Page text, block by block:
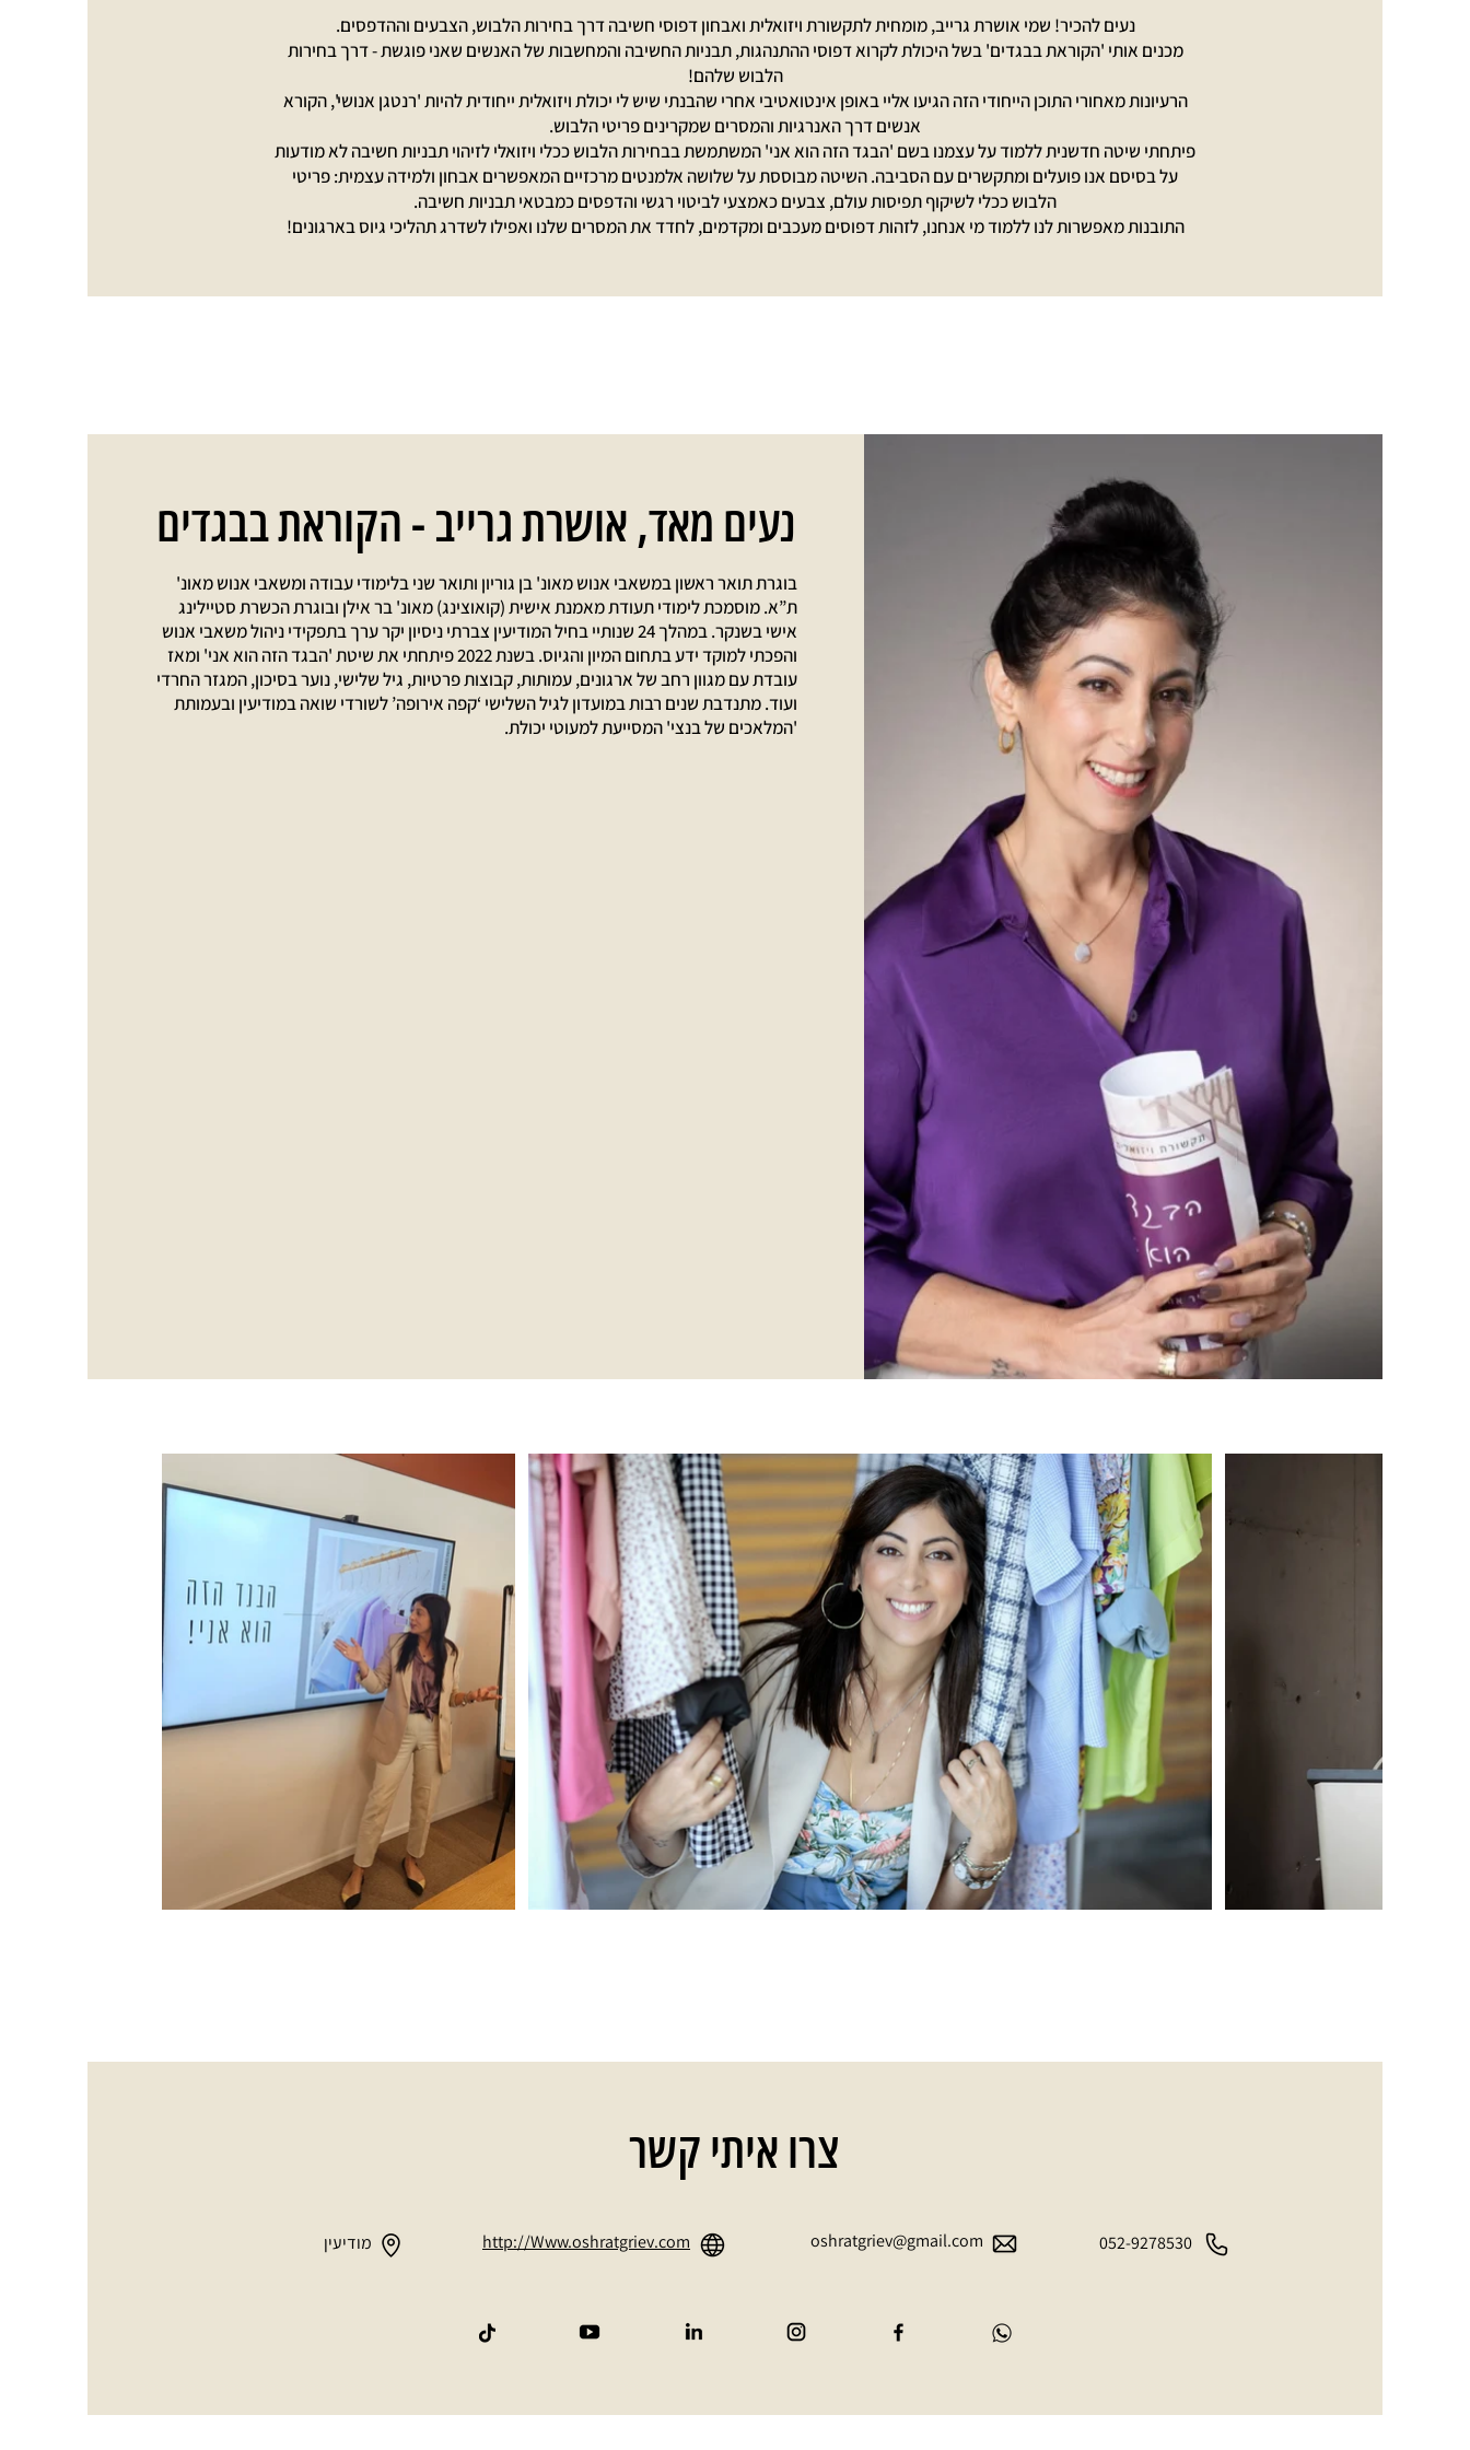
נעים להכיר! שמי אושרת גרייב, מומחית לתקשורת ויזואלית ואבחון דפוסי חשיבה דרך בחירות הלבוש, הצבעים וההדפסים.
מכנים אותי 'הקוראת בבגדים' בשל היכולת לקרוא דפוסי ההתנהגות, תבניות החשיבה והמחשבות של האנשים שאני פוגשת - דרך בחירות
הלבוש שלהם!
הרעיונות מאחורי התוכן הייחודי הזה הגיעו אליי באופן אינטואטיבי אחרי שהבנתי שיש לי יכולת ויזואלית ייחודית להיות 'רנטגן אנושי', הקורא
אנשים דרך האנרגיות והמסרים שמקרינים פריטי הלבוש.
פיתחתי שיטה חדשנית ללמוד על עצמנו בשם 'הבגד הזה הוא אני' המשתמשת בבחירות הלבוש ככלי ויזואלי לזיהוי תבניות חשיבה לא מודעות
על בסיסם אנו פועלים ומתקשרים עם הסביבה. השיטה מבוססת על שלושה אלמנטים מרכזיים המאפשרים אבחון ולמידה עצמית: פריטי
הלבוש ככלי לשיקוף תפיסות עולם, צבעים כאמצעי לביטוי רגשי והדפסים כמבטאי תבניות חשיבה.
התובנות מאפשרות לנו ללמוד מי אנחנו, לזהות דפוסים מעכבים ומקדמים, לחדד את המסרים שלנו ואפילו לשדרג תהליכי גיוס בארגונים!
אושרת גרייב - הקוראת בבגדיםנעים מאד,
בוגרת תואר ראשון במשאבי אנוש מאונ' בן גוריון ותואר שני בלימודי עבודה ומשאבי אנוש מאונ'
ת”א. מוסמכת לימודי תעודת מאמנת אישית (קואוצינג) מאונ' בר אילן ובוגרת הכשרת סטיילינג
אישי בשנקר. במהלך 24 שנותיי בחיל המודיעין צברתי ניסיון יקר ערך בתפקידי ניהול משאבי אנוש
והפכתי למוקד ידע בתחום המיון והגיוס. בשנת 2022 פיתחתי את שיטת 'הבגד הזה הוא אני' ומאז
עובדת עם מגוון רחב של ארגונים, עמותות, קבוצות פרטיות, גיל שלישי, נוער בסיכון, המגזר החרדי
ועוד. מתנדבת שנים רבות במועדון לגיל השלישי ‘קפה אירופה’ לשורדי שואה במודיעין ובעמותת
'המלאכים של בנצי' המסייעת למעוטי יכולת.
צרו איתי קשר
מודיעין http://Www.oshratgriev.com oshratgriev@gmail.com 052-9278530